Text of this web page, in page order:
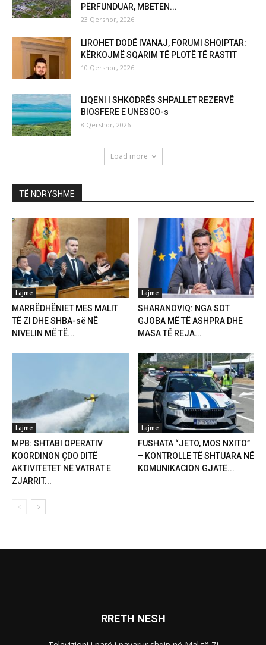
PËRFUNDUAR, MBETEN...
23 Qershor, 2026
LIROHET DODË IVANAJ, FORUMI SHQIPTAR:
KËRKOJMË SQARIM TË PLOTË TË RASTIT
10 Qershor, 2026
LIQENI I SHKODRËS SHPALLET REZERVË
BIOSFERE E UNESCO-s
8 Qershor, 2026
Load more
TË NDRYSHME
Lajme
MARRËDHËNIET MES MALIT
TË ZI DHE SHBA-së NË
NIVELIN MË TË...
Lajme
SHARANOVIQ: NGA SOT
GJOBA MË TË ASHPRA DHE
MASA TË REJA...
Lajme
MPB: SHTABI OPERATIV
KOORDINON ÇDO DITË
AKTIVITETET NË VATRAT E
ZJARRIT...
Lajme
FUSHATA “JETO, MOS NXITO”
– KONTROLLE TË SHTUARA NË
KOMUNIKACION GJATË...
RRETH NESH